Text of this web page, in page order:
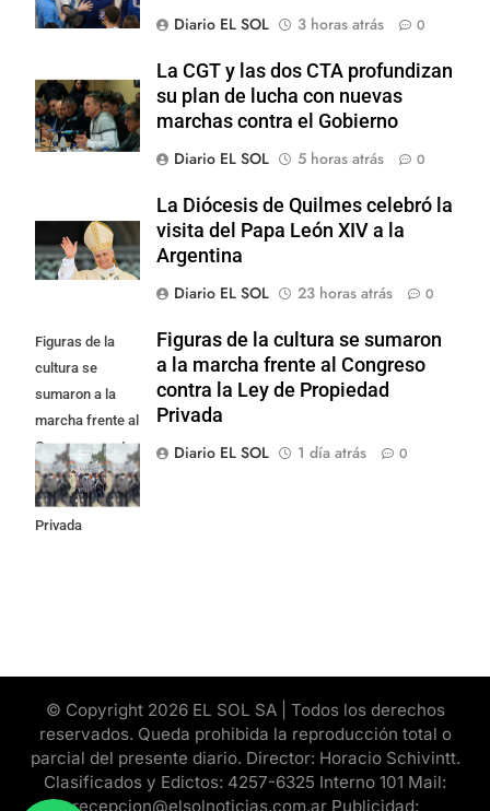
Diario EL SOL
3 horas atrás 0
La CGT y las dos CTA profundizan
su plan de lucha con nuevas
marchas contra el Gobierno
Diario EL SOL
5 horas atrás 0
La Diócesis de Quilmes celebró la
visita del Papa León XIV a la
Argentina
Diario EL SOL
23 horas atrás 0
Figuras de la
cultura se
sumaron a la
marcha frente al
Congreso contra
la Ley de
Propiedad
Privada
Figuras de la cultura se sumaron
a la marcha frente al Congreso
contra la Ley de Propiedad
Privada
Diario EL SOL
1 día atrás 0
© Copyright 2026 EL SOL SA | Todos los derechos
reservados. Queda prohibida la reproducción total o
parcial del presente diario. Director: Horacio Schivintt.
Clasificados y Edictos: 4257-6325 Interno 101 Mail:
recepcion@elsolnoticias.com.ar Publicidad: